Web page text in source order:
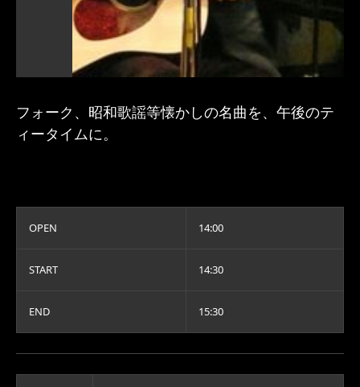
フォーク、昭和歌謡等懐かしの名曲を、午後のテ
ィータイムに。
OPEN 14:00
START 14:30
END 15:30